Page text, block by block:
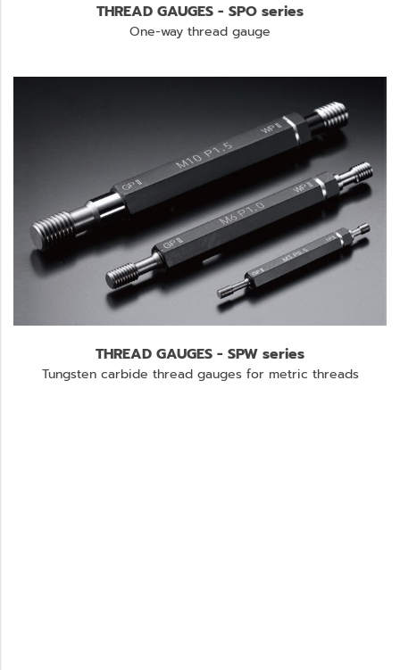
THREAD GAUGES - SPO series
One-way thread gauge
THREAD GAUGES - SPW series
Tungsten carbide thread gauges for metric threads